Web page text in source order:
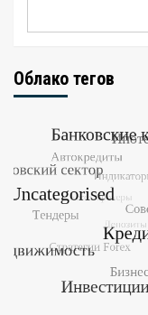
Облако тегов